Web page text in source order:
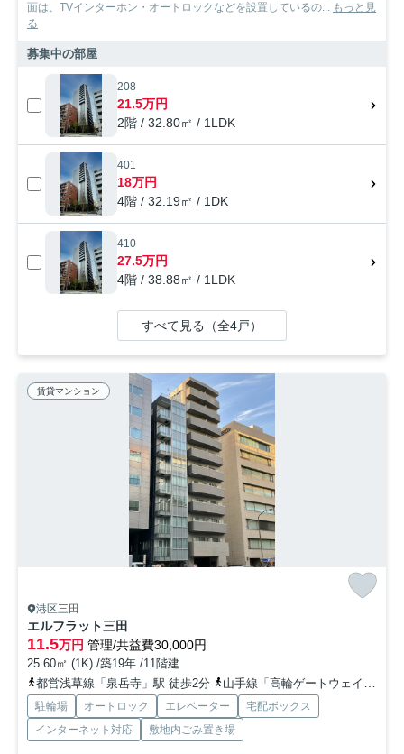
面は、TVインターホン・オートロックなどを設置しているの... もっと見
る
募集中の部屋
208
21.5万円
2階 / 32.80㎡ / 1LDK
401
18万円
4階 / 32.19㎡ / 1DK
410
27.5万円
4階 / 38.88㎡ / 1LDK
すべて見る（全4戸）
賃貸マンション
港区三田
エルフラット三田
11.5万円 管理/共益費30,000円
25.60㎡ (1K) /築19年 /11階建
都営浅草線「泉岳寺」駅 徒歩2分
山手線「高輪ゲートウェイ」駅 徒歩9分
駐輪場 オートロック エレベーター
宅配ボックス
インターネット対応
敷地内ごみ置き場